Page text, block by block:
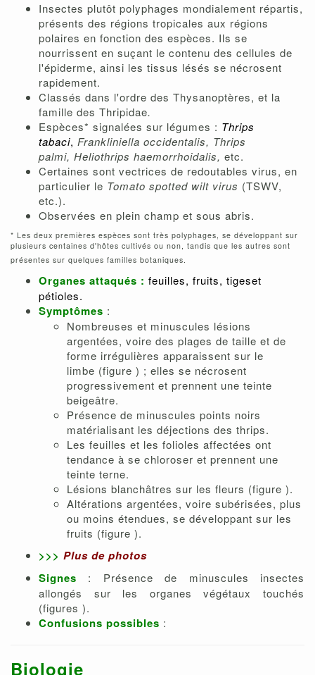
Insectes plutôt polyphages mondialement répartis,
présents des régions tropicales aux régions
polaires en fonction des espèces. Ils se
nourrissent en suçant le contenu des cellules de
l'épiderme, ainsi les tissus lésés se nécrosent
rapidement.
Classés dans l'ordre des Thysanoptères, et la
famille des Thripidae.
Espèces* signalées sur légumes : Thrips
tabaci, Frankliniella occidentalis, Thrips
palmi, Heliothrips haemorrhoidalis, etc.
Certaines sont vectrices de redoutables virus, en
particulier le Tomato spotted wilt virus (TSWV,
etc.).
Observées en plein champ et sous abris.
* Les deux premières espèces sont très polyphages, se développant sur
plusieurs centaines d'hôtes cultivés ou non, tandis que les autres sont
présentes sur quelques familles botaniques.
Organes attaqués : feuilles, fruits, tigeset
pétioles.
Symptômes :
Nombreuses et minuscules lésions
argentées, voire des plages de taille et de
forme irrégulières apparaissent sur le
limbe (figure ) ; elles se nécrosent
progressivement et prennent une teinte
beigeâtre.
Présence de minuscules points noirs
matérialisant les déjections des thrips.
Les feuilles et les folioles affectées ont
tendance à se chloroser et prennent une
teinte terne.
Lésions blanchâtres sur les fleurs (figure ).
Altérations argentées, voire subérisées, plus
ou moins étendues, se développant sur les
fruits (figure ).
>>> Plus de photos
Signes
: Présence de minuscules insectes
allongés sur les organes végétaux touchés
(figures ).
Confusions possibles :
Biologie